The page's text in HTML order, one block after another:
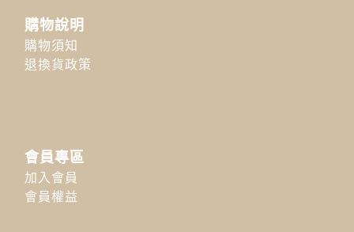
購物說明
購物須知
退換貨政策
會員專區
加入會員
會員權益